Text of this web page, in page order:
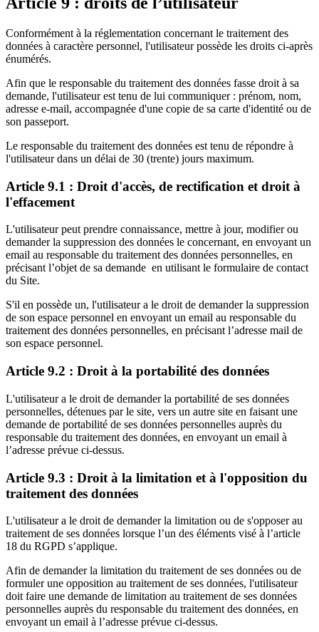
Conformément à la réglementation concernant le traitement des
données à caractère personnel, l'utilisateur possède les droits ci-après
énumérés.
Afin que le responsable du traitement des données fasse droit à sa
demande, l'utilisateur est tenu de lui communiquer : prénom, nom,
adresse e-mail, accompagnée d'une copie de sa carte d'identité ou de
son passeport.
Le responsable du traitement des données est tenu de répondre à
l'utilisateur dans un délai de 30 (trente) jours maximum.
Article 9.1 : Droit d'accès, de rectification et droit à
l'effacement
L'utilisateur peut prendre connaissance, mettre à jour, modifier ou
demander la suppression des données le concernant, en envoyant un
email au responsable du traitement des données personnelles, en
précisant l’objet de sa demande en utilisant le formulaire de contact
du Site.
S'il en possède un, l'utilisateur a le droit de demander la suppression
de son espace personnel en envoyant un email au responsable du
traitement des données personnelles, en précisant l’adresse mail de
son espace personnel.
Article 9.2 : Droit à la portabilité des données
L'utilisateur a le droit de demander la portabilité de ses données
personnelles, détenues par le site, vers un autre site en faisant une
demande de portabilité de ses données personnelles auprès du
responsable du traitement des données, en envoyant un email à
l’adresse prévue ci-dessus.
Article 9.3 : Droit à la limitation et à l'opposition du
traitement des données
L'utilisateur a le droit de demander la limitation ou de s'opposer au
traitement de ses données lorsque l’un des éléments visé à l’article
18 du RGPD s’applique.
Afin de demander la limitation du traitement de ses données ou de
formuler une opposition au traitement de ses données, l'utilisateur
doit faire une demande de limitation au traitement de ses données
personnelles auprès du responsable du traitement des données, en
envoyant un email à l’adresse prévue ci-dessus.